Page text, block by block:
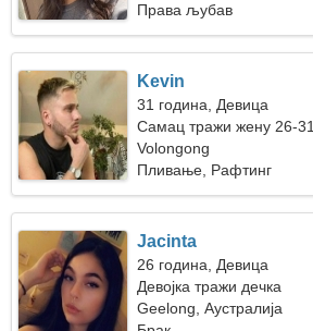
Права љубав
Kevin
31 година, Девица
Самац тражи жену 26-31
Volongong
Пливање, Рафтинг
Jacinta
26 година, Девица
Девојка тражи дечка
Geelong, Аустралија